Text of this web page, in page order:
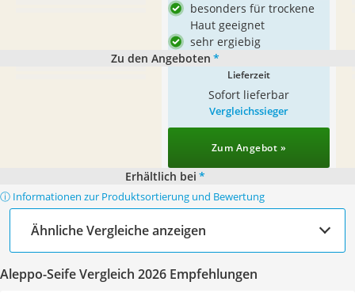
besonders für trockene
Haut geeignet
sehr ergiebig
Zu den Angeboten *
Lieferzeit
Sofort lieferbar
Vergleichssieger
Zum Angebot »
Erhältlich bei *
ⓘ Informationen zur Produktsortierung und Bewertung
Ähnliche Vergleiche anzeigen
Aleppo-Seife Vergleich 2026 Empfehlungen